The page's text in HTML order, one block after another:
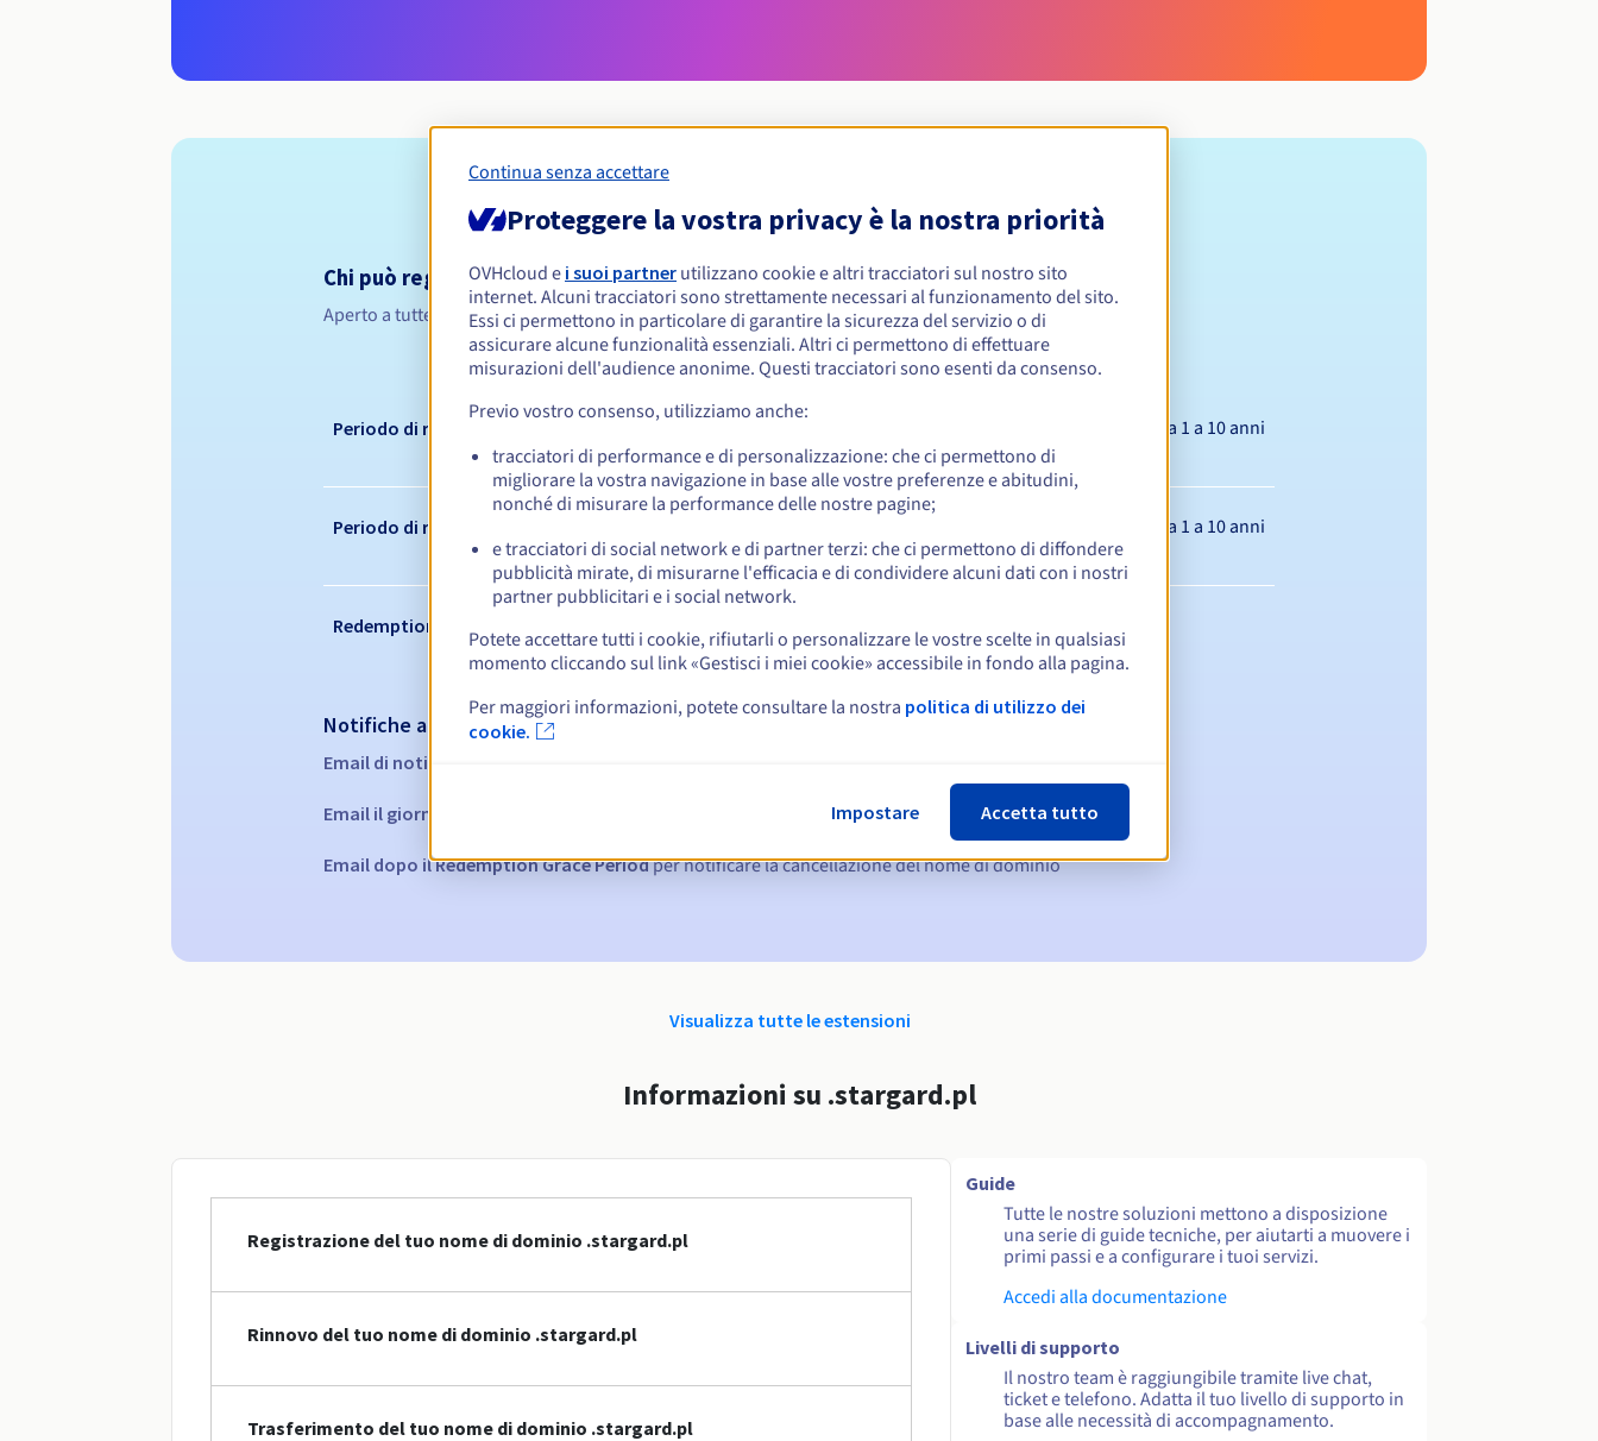
Condizioni di idoneità
Chi può registrare un .stargard.pl?
Aperto a tutte le persone fisiche o giuridiche, senza restrizioni geografiche.
Regole di gestione e notifiche
Periodo di registrazione Da 1 a 10 anni
Periodo di rinnovo Da 1 a 10 anni
Redemption period
Notifiche automatiche:
Email di notifica:
Email il giorno della scadenza per notificare la sospensione del nome di dominio
Email dopo il Redemption Grace Periodper notificare la cancellazione del nome di dominio
Visualizza tutte le estensioni
Informazioni su .stargard.pl
Registrazione del tuo nome di dominio .stargard.pl
Rinnovo del tuo nome di dominio .stargard.pl
Trasferimento del tuo nome di dominio .stargard.pl
Guide
Tutte le nostre soluzioni mettono a disposizione
una serie di guide tecniche, per aiutarti a muovere i
primi passi e a configurare i tuoi servizi.
Accedi alla documentazione
Livelli di supporto
Il nostro team è raggiungibile tramite live chat,
ticket e telefono. Adatta il tuo livello di supporto in
base alle necessità di accompagnamento.
Continua senza accettare
Proteggere la vostra privacy è la nostra priorità
OVHcloud e i suoi partner utilizzano cookie e altri tracciatori sul nostro sito
internet. Alcuni tracciatori sono strettamente necessari al funzionamento del sito.
Essi ci permettono in particolare di garantire la sicurezza del servizio o di
assicurare alcune funzionalità essenziali. Altri ci permettono di effettuare
misurazioni dell'audience anonime. Questi tracciatori sono esenti da consenso.
Previo vostro consenso, utilizziamo anche:
tracciatori di performance e di personalizzazione: che ci permettono di
migliorare la vostra navigazione in base alle vostre preferenze e abitudini,
nonché di misurare la performance delle nostre pagine;
e tracciatori di social network e di partner terzi: che ci permettono di diffondere
pubblicità mirate, di misurarne l'efficacia e di condividere alcuni dati con i nostri
partner pubblicitari e i social network.
Potete accettare tutti i cookie, rifiutarli o personalizzare le vostre scelte in qualsiasi
momento cliccando sul link «Gestisci i miei cookie» accessibile in fondo alla pagina.
Per maggiori informazioni, potete consultare la nostra politica di utilizzo dei
cookie.
Impostare Accetta tutto